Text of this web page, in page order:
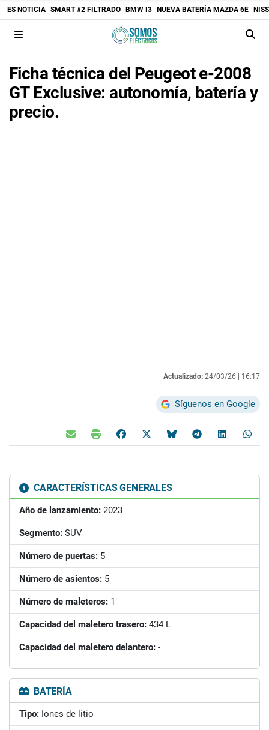
ES NOTICIA SMART #2 FILTRADO BMW I3 NUEVA BATERÍA MAZDA 6E
Ficha técnica del Peugeot e-2008
GT Exclusive: autonomía, batería y
precio.
Actualizado: 24/03/26 | 16:17
Síguenos en Google
CARACTERÍSTICAS GENERALES
Año de lanzamiento: 2023
Segmento: SUV
Número de puertas: 5
Número de asientos: 5
Número de maleteros: 1
Capacidad del maletero trasero: 434 L
Capacidad del maletero delantero: -
BATERÍA
Tipo: Iones de litio